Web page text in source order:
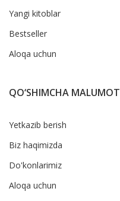
Yangi kitoblar
Bestseller
Aloqa uchun
QO‘SHIMCHA MALUMOT
Yetkazib berish
Biz haqimizda
Do'konlarimiz
Aloqa uchun